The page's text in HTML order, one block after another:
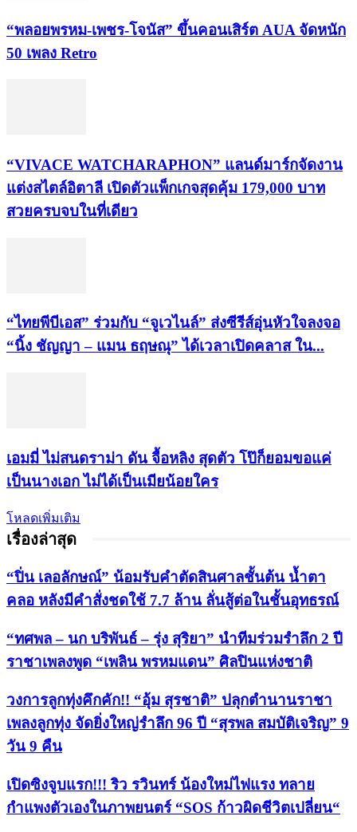
“พลอยพรหม-เพชร-โจนัส” ขึ้นคอนเสิร์ต AUA จัดหนัก
50 เพลง Retro
“VIVACE WATCHARAPHON” แลนด์มาร์กจัดงาน
แต่งสไตล์อิตาลี เปิดตัวแพ็กเกจสุดคุ้ม 179,000 บาท
สวยครบจบในที่เดียว
“ไทยพีบีเอส” ร่วมกับ “จูเวไนล์” ส่งซีรีส์อุ่นหัวใจลงจอ
“นิ้ง ชัญญา – แมน ธฤษณุ” ได้เวลาเปิดคลาส ใน...
เอมมี่ ไม่สนดราม่า ดัน จื้อหลิง สุดตัว โป๊ก็ยอมขอแค่
เป็นนางเอก ไม่ได้เป็นเมียน้อยใคร
โหลดเพิ่มเติม
เรื่องล่าสุด
“ปิ่น เลอลักษณ์” น้อมรับคำตัดสินศาลชั้นต้น น้ำตา
คลอ หลังมีคำสั่งชดใช้ 7.7 ล้าน ลั่นสู้ต่อในชั้นอุทธรณ์
“ทศพล – นก บริพันธ์ – รุ่ง สุริยา” นำทีมร่วมรำลึก 2 ปี
ราชาเพลงพูด “เพลิน พรหมแดน” ศิลปินแห่งชาติ
วงการลูกทุ่งคึกคัก!! “อุ้ม สุรชาติ” ปลุกตำนานราชา
เพลงลูกทุ่ง จัดยิ่งใหญ่รำลึก 96 ปี “สุรพล สมบัติเจริญ” 9
วัน 9 คืน
เปิดซิงจูบแรก!!! ริว รวินทร์ น้องใหม่ไฟแรง ทลาย
กำแพงตัวเองในภาพยนตร์ “SOS ก้าวผิดชีวิตเปลี่ยน“